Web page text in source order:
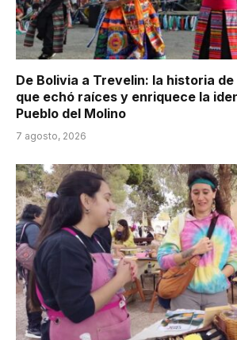
De Bolivia a Trevelin: la historia
que echó raíces y enriquece la
Pueblo del Molino
7 agosto, 2026